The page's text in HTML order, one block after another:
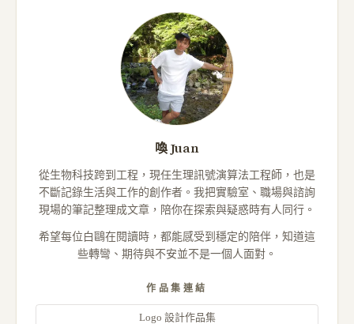
喚 Juan
從生物科技跨到工程，現任生理訊號演算法工程師，也是
不斷記錄生活與工作的創作者。我把實驗室、職場與諮詢
現場的筆記整理成文章，陪你在探索與疑惑時有人同行。
希望每位白鷗在閱讀時，都能感受到穩定的陪伴，知道這
些轉彎、期待與不安並不是一個人面對。
作品集連結
Logo 設計作品集